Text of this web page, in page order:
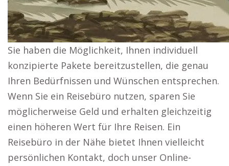
Sie haben die Möglichkeit, Ihnen individuell
konzipierte Pakete bereitzustellen, die genau
Ihren Bedürfnissen und Wünschen entsprechen.
Wenn Sie ein Reisebüro nutzen, sparen Sie
möglicherweise Geld und erhalten gleichzeitig
einen höheren Wert für Ihre Reisen. Ein
Reisebüro in der Nähe bietet Ihnen vielleicht
persönlichen Kontakt, doch unser Online-